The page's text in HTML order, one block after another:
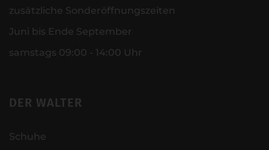
zusätzliche Sonderöffnungszeiten
Juni bis Ende September
samstags 09:00 - 14:00 Uhr
DER WALTER
Schuhe